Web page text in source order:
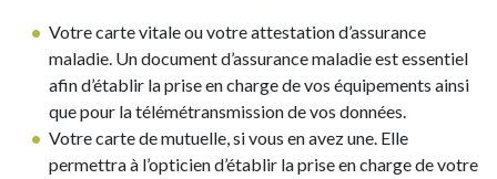
Votre carte vitale ou votre attestation d’assurance
maladie. Un document d’assurance maladie est essentiel
afin d’établir la prise en charge de vos équipements ainsi
que pour la télémétransmission de vos données.
Votre carte de mutuelle, si vous en avez une. Elle
permettra à l’opticien d’établir la prise en charge de votre